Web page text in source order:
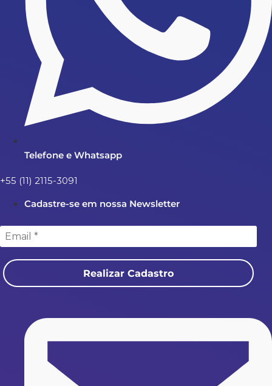
Telefone e Whatsapp
+55 (11) 2115-3091
Cadastre-se em nossa Newsletter
Realizar Cadastro